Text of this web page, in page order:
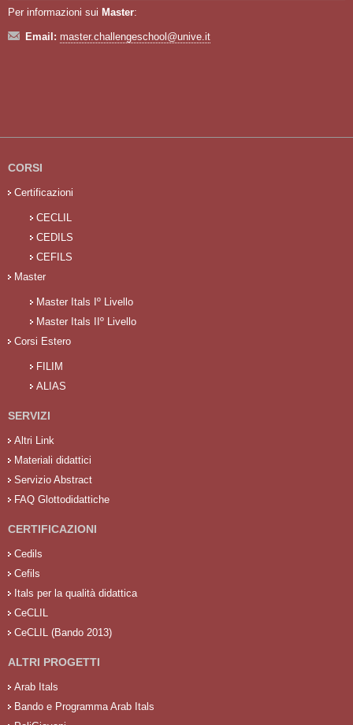
Per informazioni sui Master:
Email: master.challengeschool@unive.it
CORSI
Certificazioni
CECLIL
CEDILS
CEFILS
Master
Master Itals Iº Livello
Master Itals IIº Livello
Corsi Estero
FILIM
ALIAS
SERVIZI
Altri Link
Materiali didattici
Servizio Abstract
FAQ Glottodidattiche
CERTIFICAZIONI
Cedils
Cefils
Itals per la qualità didattica
CeCLIL
CeCLIL (Bando 2013)
ALTRI PROGETTI
Arab Itals
Bando e Programma Arab Itals